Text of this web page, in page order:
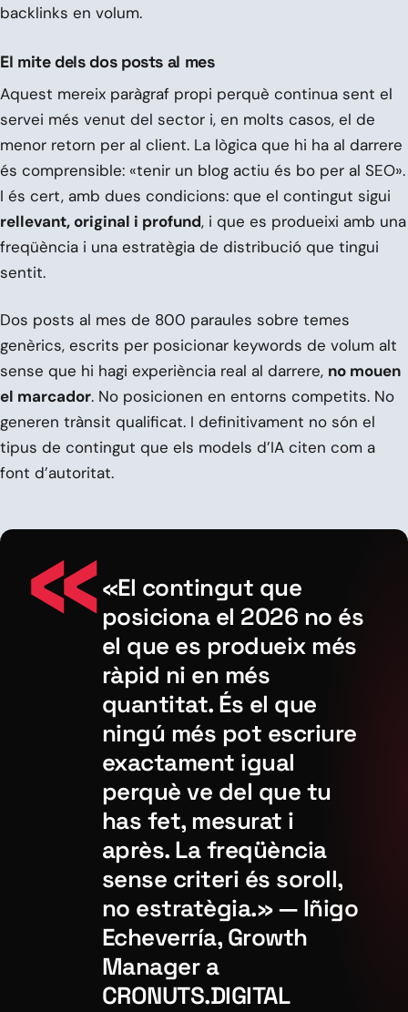
backlinks en volum.
El mite dels dos posts al mes
Aquest mereix paràgraf propi perquè continua sent el
servei més venut del sector i, en molts casos, el de
menor retorn per al client. La lògica que hi ha al darrere
és comprensible: «tenir un blog actiu és bo per al SEO».
I és cert, amb dues condicions: que el contingut sigui
rellevant, original i profund, i que es produeixi amb una
freqüència i una estratègia de distribució que tingui
sentit.
Dos posts al mes de 800 paraules sobre temes
genèrics, escrits per posicionar keywords de volum alt
sense que hi hagi experiència real al darrere, no mouen
el marcador. No posicionen en entorns competits. No
generen trànsit qualificat. I definitivament no són el
tipus de contingut que els models d’IA citen com a
font d’autoritat.
«El contingut que
posiciona el 2026 no és
el que es produeix més
ràpid ni en més
quantitat. És el que
ningú més pot escriure
exactament igual
perquè ve del que tu
has fet, mesurat i
après. La freqüència
sense criteri és soroll,
no estratègia.» — Iñigo
Echeverría, Growth
Manager a
CRONUTS.DIGITAL